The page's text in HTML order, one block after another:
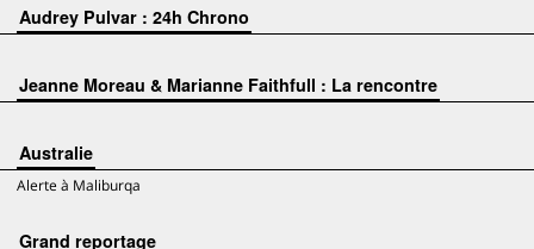
Audrey Pulvar : 24h Chrono
Jeanne Moreau & Marianne Faithfull : La rencontre
Australie
Alerte à Maliburqa
Grand reportage